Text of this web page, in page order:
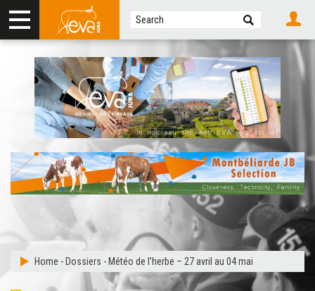
Home - Dossiers - Météo de l’herbe – 27 avril au 04 mai